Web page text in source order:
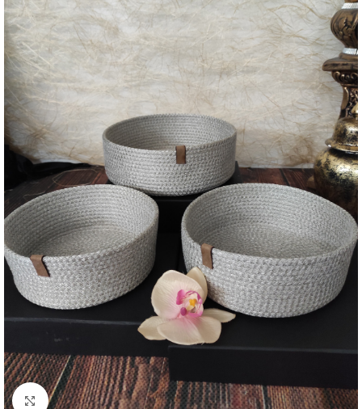
Resmi Büyüt